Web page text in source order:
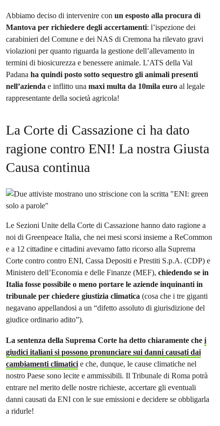
Abbiamo deciso di intervenire con un esposto alla procura di
Mantova per richiedere degli accertamenti: l’ispezione dei
carabinieri del Comune e dei NAS di Cremona ha rilevato gravi
violazioni per quanto riguarda la gestione dell’allevamento in
termini di biosicurezza e benessere animale. L’ATS della Val
Padana ha quindi posto sotto sequestro gli animali presenti
nell’azienda e inflitto una maxi multa da 10mila euro al legale
rappresentante della società agricola!
La Corte di Cassazione ci ha dato
ragione contro ENI! La nostra Giusta
Causa continua
Le Sezioni Unite della Corte di Cassazione hanno dato ragione a
noi di Greenpeace Italia, che nei mesi scorsi insieme a ReCommon
e a 12 cittadine e cittadini avevamo fatto ricorso alla Suprema
Corte contro contro ENI, Cassa Depositi e Prestiti S.p.A. (CDP) e
Ministero dell’Economia e delle Finanze (MEF), chiedendo se in
Italia fosse possibile o meno portare le aziende inquinanti in
tribunale per chiedere giustizia climatica (cosa che i tre giganti
negavano appellandosi a un “difetto assoluto di giurisdizione del
giudice ordinario adito”).
La sentenza della Suprema Corte ha detto chiaramente che i
giudici italiani si possono pronunciare sui danni causati dai
cambiamenti climatici e che, dunque, le cause climatiche nel
nostro Paese sono lecite e ammissibili. Il Tribunale di Roma potrà
entrare nel merito delle nostre richieste, accertare gli eventuali
danni causati da ENI con le sue emissioni e decidere se obbligarla
a ridurle!